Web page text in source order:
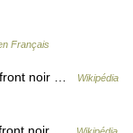
Français
noir …
Wikipédia